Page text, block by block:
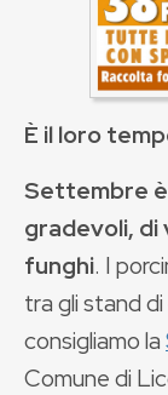
È il loro
Settembre è
gradevoli,
funghi. I
tra gli stand
consigliamo la
Comune di